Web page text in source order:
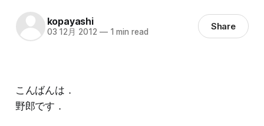
kopayashi
03 12月 2012 —1 min read Share
こんばんは．
野郎です．